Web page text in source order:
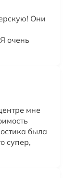
Они
очень
мне
была
супер,